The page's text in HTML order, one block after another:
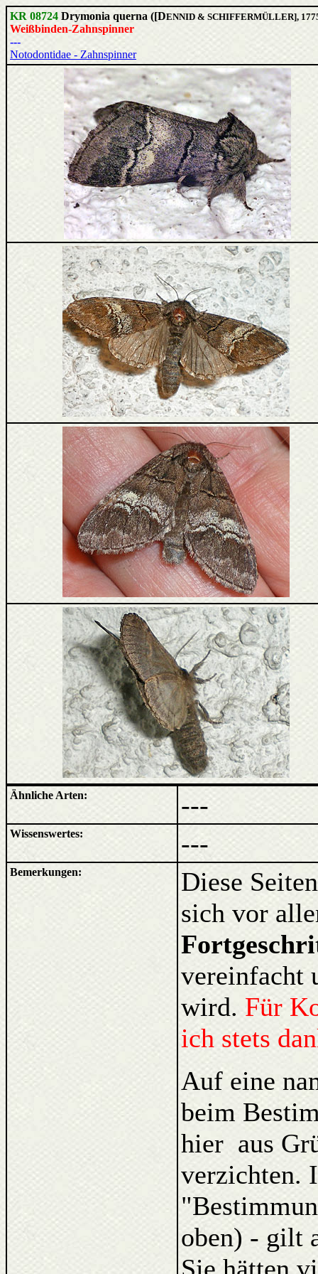
KR 08724 Drymonia querna ([DENNID & SCHIFFERMÜLLER],
Weißbinden-Zahnspinner
---
Notodontidae - Zahnspinner
Ähnliche Arten: ---
Wissenswertes: ---
Bemerkungen:
Diese
sich vor
vereinfacht
wird. Für
ich stets
Auf eine
beim
hier aus
verzichten.
oben) - gilt